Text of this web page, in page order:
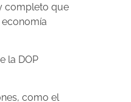
completo que
la DOP
como el